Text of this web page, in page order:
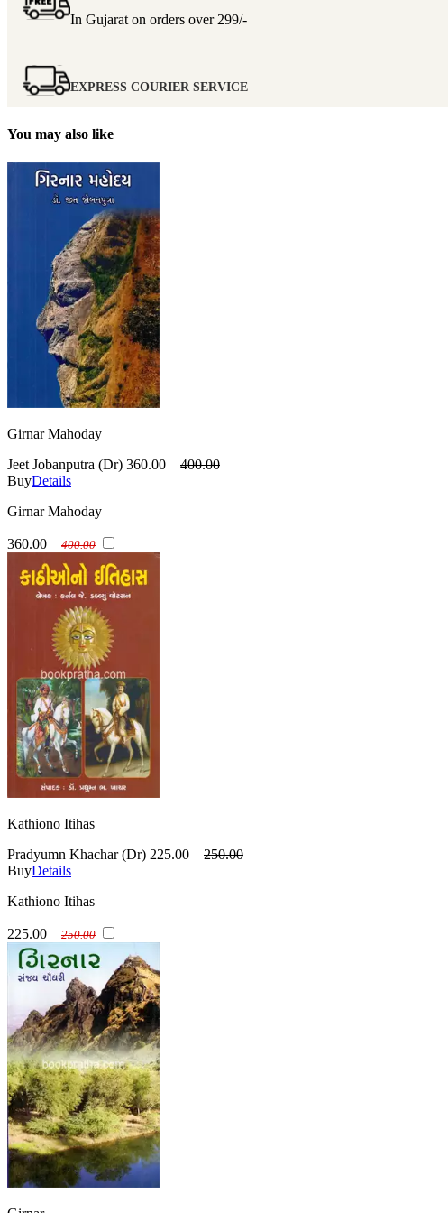
In Gujarat on orders over 299/-
EXPRESS COURIER SERVICE
You may also like
Girnar Mahoday
Jeet Jobanputra (Dr) 360.00
400.00
BuyDetails
Girnar Mahoday
360.00 400.00
Kathiono Itihas
Pradyumn Khachar (Dr) 225.00
250.00
BuyDetails
Kathiono Itihas
225.00 250.00